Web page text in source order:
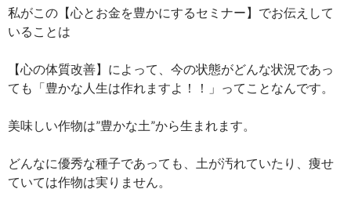
私がこの【心とお金を豊かにするセミナー】でお伝えして
いることは
【心の体質改善】によって、今の状態がどんな状況であっ
ても「豊かな人生は作れますよ！！」ってことなんです。
美味しい作物は”豊かな土”から生まれます。
どんなに優秀な種子であっても、土が汚れていたり、痩せ
ていては作物は実りません。